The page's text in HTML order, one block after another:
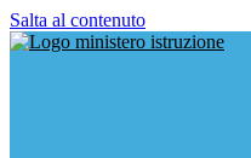
Salta al contenuto